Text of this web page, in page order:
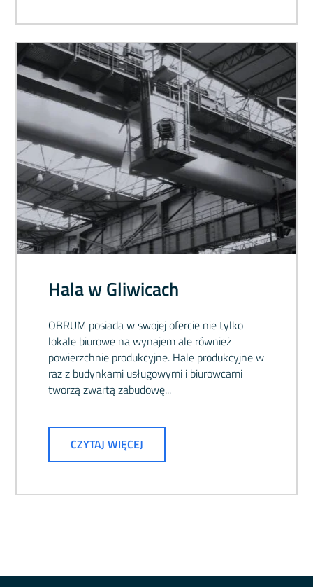
Hala w Gliwicach
OBRUM posiada w swojej ofercie nie tylko
lokale biurowe na wynajem ale również
powierzchnie produkcyjne. Hale produkcyjne w
raz z budynkami usługowymi i biurowcami
tworzą zwartą zabudowę...
CZYTAJ WIĘCEJ